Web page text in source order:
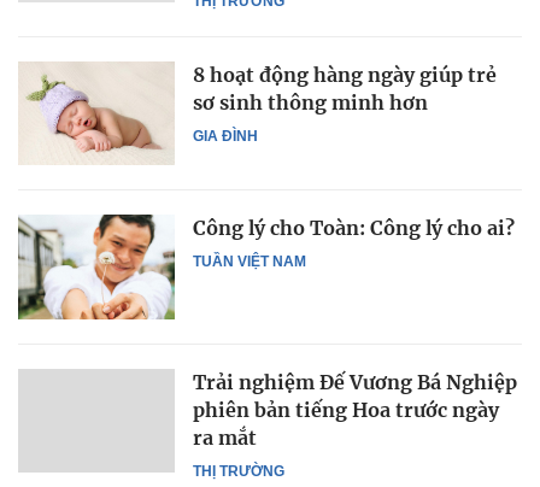
GIA ĐÌNH
8 hoạt động hàng ngày giúp trẻ
sơ sinh thông minh hơn
TUẦN VIỆT NAM
Công lý cho Toàn: Công lý cho ai?
THỊ TRƯỜNG
Trải nghiệm Đế Vương Bá Nghiệp
phiên bản tiếng Hoa trước ngày
ra mắt